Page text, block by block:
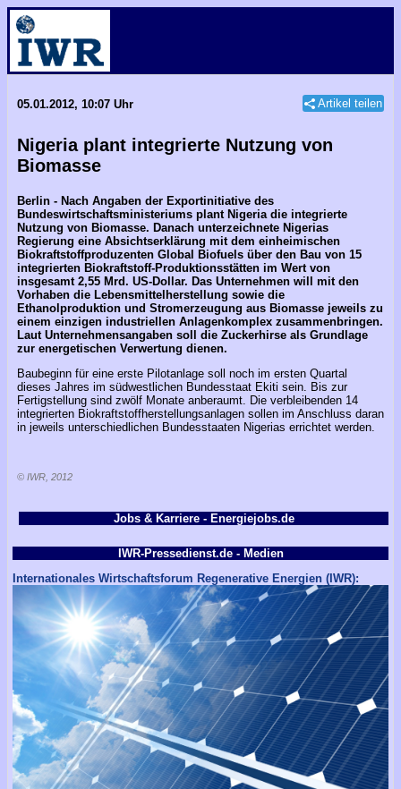
05.01.2012, 10:07 Uhr Artikel teilen
Nigeria plant integrierte Nutzung von
Biomasse
Berlin - Nach Angaben der Exportinitiative des
Bundeswirtschaftsministeriums plant Nigeria die integrierte
Nutzung von Biomasse. Danach unterzeichnete Nigerias
Regierung eine Absichtserklärung mit dem einheimischen
Biokraftstoffproduzenten Global Biofuels über den Bau von 15
integrierten Biokraftstoff-Produktionsstätten im Wert von
insgesamt 2,55 Mrd. US-Dollar. Das Unternehmen will mit den
Vorhaben die Lebensmittelherstellung sowie die
Ethanolproduktion und Stromerzeugung aus Biomasse jeweils zu
einem einzigen industriellen Anlagenkomplex zusammenbringen.
Laut Unternehmensangaben soll die Zuckerhirse als Grundlage
zur energetischen Verwertung dienen.
Baubeginn für eine erste Pilotanlage soll noch im ersten Quartal
dieses Jahres im südwestlichen Bundesstaat Ekiti sein. Bis zur
Fertigstellung sind zwölf Monate anberaumt. Die verbleibenden 14
integrierten Biokraftstoffherstellungsanlagen sollen im Anschluss daran
in jeweils unterschiedlichen Bundesstaaten Nigerias errichtet werden.
© IWR, 2012
Jobs & Karriere - Energiejobs.de
IWR-Pressedienst.de - Medien
Internationales Wirtschaftsforum Regenerative Energien (IWR):